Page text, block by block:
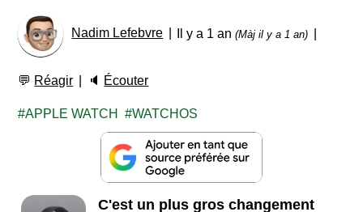
Nadim Lefebvre Il y a 1 an(Màj il y a 1 an)
💬 Réagir 🔈 Écouter
APPLE WATCH WATCHOS
C'est un plus gros changement